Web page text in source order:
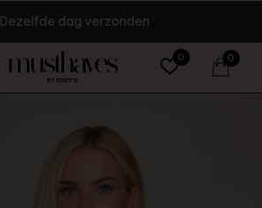
0 0
Dezelfde dag verzonden